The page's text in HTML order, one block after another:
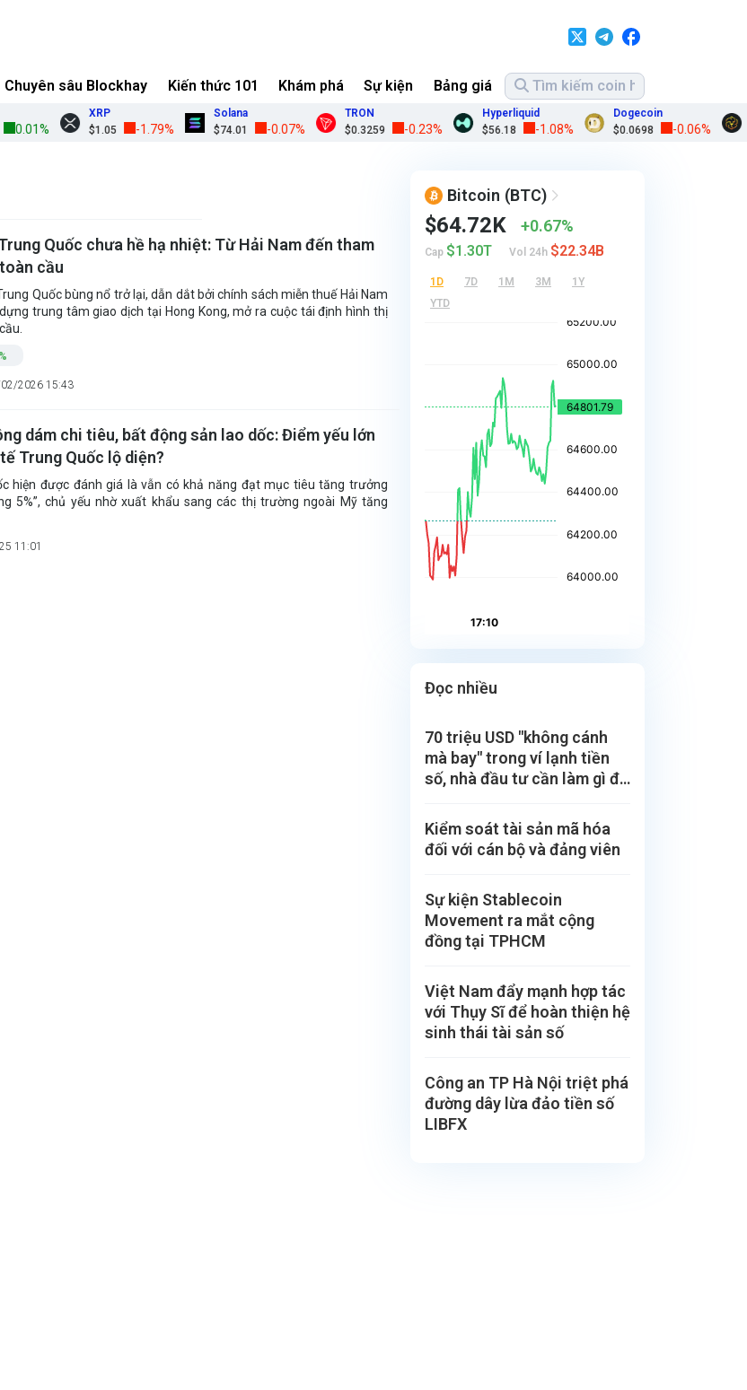
Chuyên sâu Blockhay Kiến thức 101 Khám phá Sự kiện Bảng giá
0.01%
XRP
$1.05
-1.79%
Solana
$74.01
-0.07%
TRON
$0.3259
-0.23%
Hyperliquid
$56.18
-1.08%
Dogecoin
$0.0698
-0.06%
2026 15:43
Quốc chưa hề hạ nhiệt: Từ Hải Nam đến tham
cầu
Quốc bùng nổ trở lại, dẫn dắt bởi chính sách miễn thuế Hải Nam
trung tâm giao dịch tại Hong Kong, mở ra cuộc tái định hình thị
11:01
dám chi tiêu, bất động sản lao dốc: Điểm yếu lớn
Trung Quốc lộ diện?
hiện được đánh giá là vẫn có khả năng đạt mục tiêu tăng trưởng
5%”, chủ yếu nhờ xuất khẩu sang các thị trường ngoài Mỹ tăng
Bitcoin (BTC)
$64.72K 0.67%
Cap $1.30T Vol 24h $22.34B
1D 7D 1M 3M
1Y
YTD
Đọc nhiều
70 triệu USD "không cánh
mà bay" trong ví lạnh tiền
số, nhà đầu tư cần làm gì để
Kiểm soát tài sản mã hóa
đối với cán bộ và đảng viên
Sự kiện Stablecoin
Movement ra mắt cộng
đồng tại TPHCM
Việt Nam đẩy mạnh hợp tác
với Thụy Sĩ để hoàn thiện hệ
sinh thái tài sản số
Công an TP Hà Nội triệt phá
đường dây lừa đảo tiền số
LIBFX